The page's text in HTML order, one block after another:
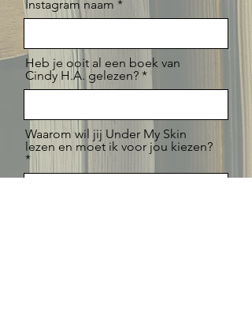
Instagram naam
Heb je ooit al een boek van
Cindy H.A. gelezen?
Waarom wil jij Under My Skin
lezen en moet ik voor jou kiezen?